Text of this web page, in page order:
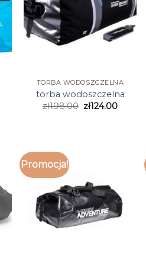
TORBA WODOSZCZELNA
torba wodoszczelna
zł198.00 zł124.00
Promocja!